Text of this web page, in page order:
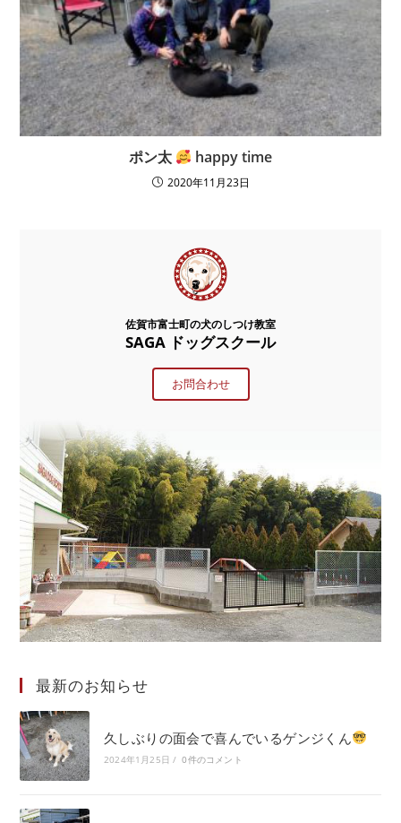
ポン太 happy time
2020年11月23日
佐賀市富士町の犬のしつけ教室
SAGA ドッグスクール
お問合わせ
最新のお知らせ
久しぶりの面会で喜んでいるゲンジくん
2024年1月25日 / 0件のコメント